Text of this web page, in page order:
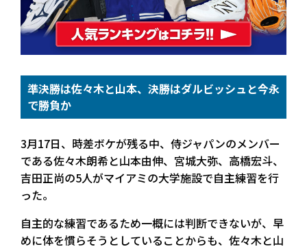
準決勝は佐々木と山本、決勝はダルビッシュと今永
で勝負か
3月17日、時差ボケが残る中、侍ジャパンのメンバー
である佐々木朗希と山本由伸、宮城大弥、高橋宏斗、
吉田正尚の5人がマイアミの大学施設で自主練習を行
った。
自主的な練習であるため一概には判断できないが、早
めに体を慣らそうとしていることからも、佐々木と山